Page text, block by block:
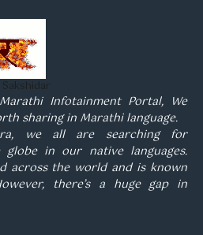
Sakshidar
Infotainment Portal, We
sharing in Marathi language.
we all are searching for
in our native languages.
across the world and is known
there’s a huge gap in